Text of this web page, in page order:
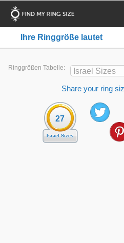
Ihre Ringgröße lautet
Ringgrößen Tabelle: Israel Sizes
Share your ring
27
Israel Sizes